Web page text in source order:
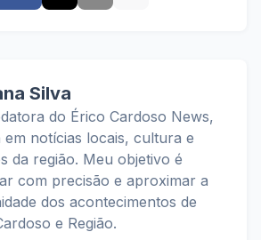
Silva
do Érico Cardoso News,
em notícias locais, cultura e
da região. Meu objetivo é
com precisão e aproximar a
dos acontecimentos de
e Região.